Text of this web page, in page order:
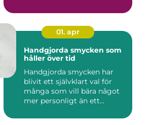
01. apr
Handgjorda smycken som
håller över tid
Handgjorda smycken har
blivit ett självklart val för
många som vill bära något
mer personligt än ett...